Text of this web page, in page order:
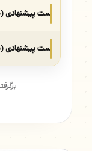
ست پیشنهادی
ست پیشنهادی